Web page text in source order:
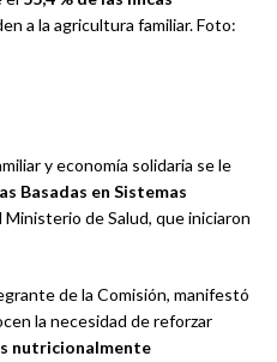
a la agricultura familiar. Foto:
y economía solidaria se le
Basadas en Sistemas
Ministerio de Salud, que iniciaron
de la Comisión, manifestó
la necesidad de reforzar
nutricionalmente